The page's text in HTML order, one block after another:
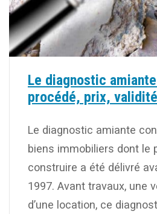
Le diagnostic
procédé, prix, validité
Le diagnostic amiante
biens immobiliers dont le
construire a été délivré
1997. Avant travaux, une
d’une location, ce